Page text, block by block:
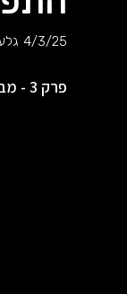
4/3/25
פרק 3 - מבט אחר על התפתחות.